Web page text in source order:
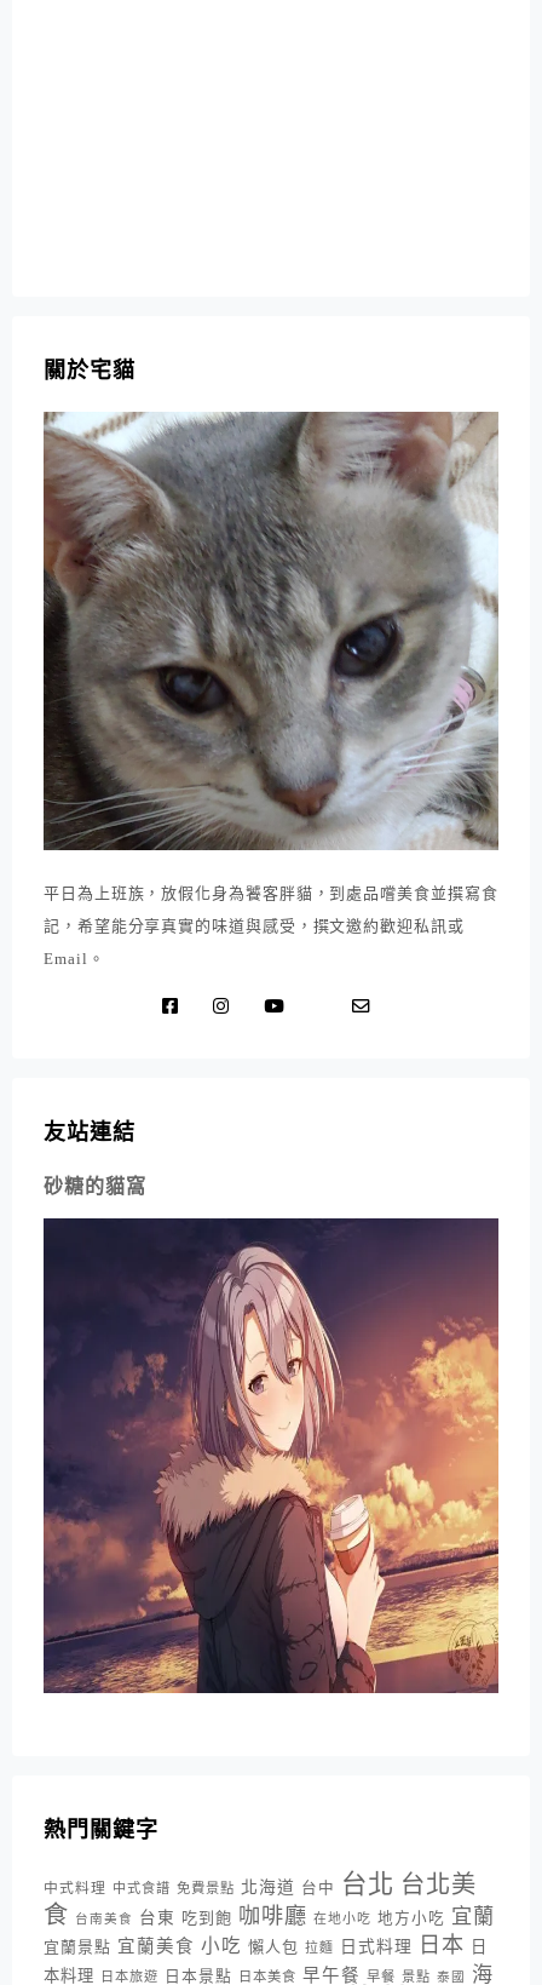
關於宅貓
平日為上班族，放假化身為饕客胖貓，到處品嚐美食並撰寫食
記，希望能分享真實的味道與感受，撰文邀約歡迎私訊或
Email。
友站連結
砂糖的貓窩
熱門關鍵字
中式料理 中式食譜 免費景點 北海道 台中 台北 台北美
食 台南美食 台東 吃到飽 咖啡廳 在地小吃 地方小吃 宜蘭
宜蘭景點 宜蘭美食 小吃 懶人包 拉麵 日式料理 日本 日
本料理
日本旅遊 日本景點 日本美食 早午餐 早餐 景點 泰國 海